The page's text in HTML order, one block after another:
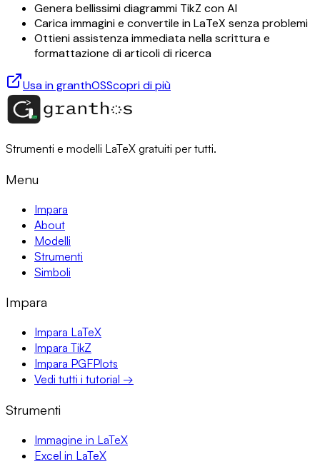
Genera bellissimi diagrammi TikZ con AI
Carica immagini e convertile in LaTeX senza problemi
Ottieni assistenza immediata nella scrittura e
formattazione di articoli di ricerca
Usa in granthOSScopri di più
Strumenti e modelli LaTeX gratuiti per tutti.
Menu
Impara
About
Modelli
Strumenti
Simboli
Impara
Impara LaTeX
Impara TikZ
Impara PGFPlots
Vedi tutti i tutorial →
Strumenti
Immagine in LaTeX
Excel in LaTeX